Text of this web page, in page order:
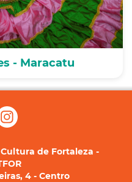
- Maracatu
de Fortaleza -
4 - Centro